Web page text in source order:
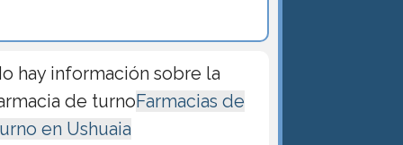
hay información sobre la
de turnoFarmacias de
en Ushuaia